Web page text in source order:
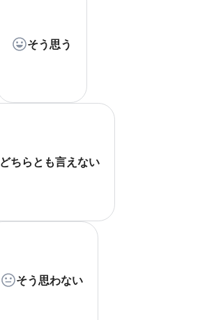
そう思う
どちらとも言えない
そう思わない